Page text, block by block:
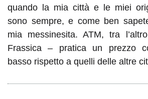
quando la mia città e le miei
sono sempre, e come ben
mia messinesita. ATM, tra
Frassica – pratica un prezzo
basso rispetto a quelli delle altre